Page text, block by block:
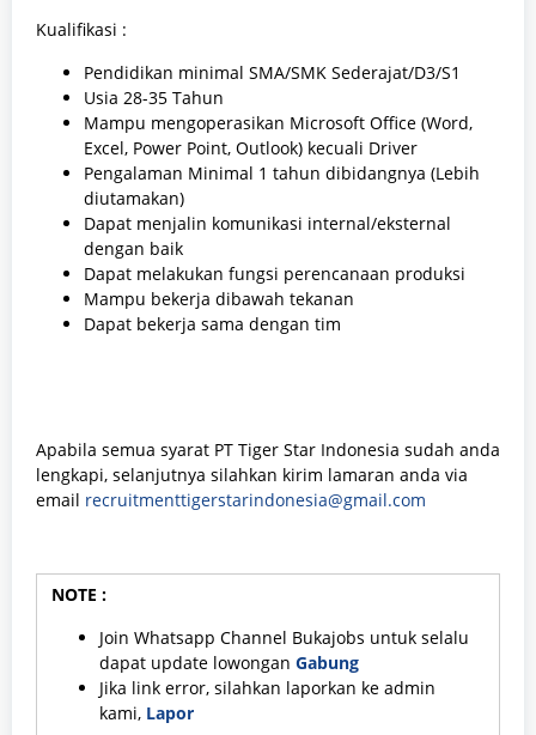
Kualifikasi :
Pendidikan minimal SMA/SMK Sederajat/D3/S1
Usia 28-35 Tahun
Mampu mengoperasikan Microsoft Office (Word,
Excel, Power Point, Outlook) kecuali Driver
Pengalaman Minimal 1 tahun dibidangnya (Lebih
diutamakan)
Dapat menjalin komunikasi internal/eksternal
dengan baik
Dapat melakukan fungsi perencanaan produksi
Mampu bekerja dibawah tekanan
Dapat bekerja sama dengan tim
Apabila semua syarat PT Tiger Star Indonesia sudah anda
lengkapi, selanjutnya silahkan kirim lamaran anda via
email recruitmenttigerstarindonesia@gmail.com
NOTE :
Join Whatsapp Channel Bukajobs untuk selalu
dapat update lowongan Gabung
Jika link error, silahkan laporkan ke admin
kami, Lapor